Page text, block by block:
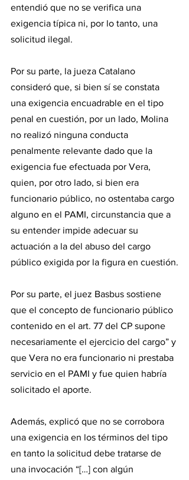
entendió que no se verifica una
exigencia típica ni, por lo tanto, una
solicitud ilegal.
Por su parte, la jueza Catalano
consideró que, si bien sí se constata
una exigencia encuadrable en el tipo
penal en cuestión, por un lado, Molina
no realizó ninguna conducta
penalmente relevante dado que la
exigencia fue efectuada por Vera,
quien, por otro lado, si bien era
funcionario público, no ostentaba cargo
alguno en el PAMI, circunstancia que a
su entender impide adecuar su
actuación a la del abuso del cargo
público exigida por la figura en cuestión.
Por su parte, el juez Basbus sostiene
que el concepto de funcionario público
contenido en el art. 77 del CP supone
necesariamente el ejercicio del cargo” y
que Vera no era funcionario ni prestaba
servicio en el PAMI y fue quien habría
solicitado el aporte.
Además, explicó que no se corrobora
una exigencia en los términos del tipo
en tanto la solicitud debe tratarse de
una invocación “[…] con algún